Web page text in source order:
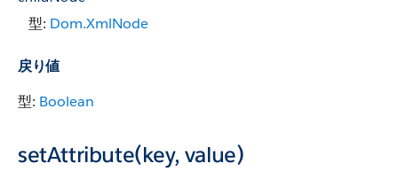
型: Dom.XmlNode
戻り値
型: Boolean
setAttribute(key, value)